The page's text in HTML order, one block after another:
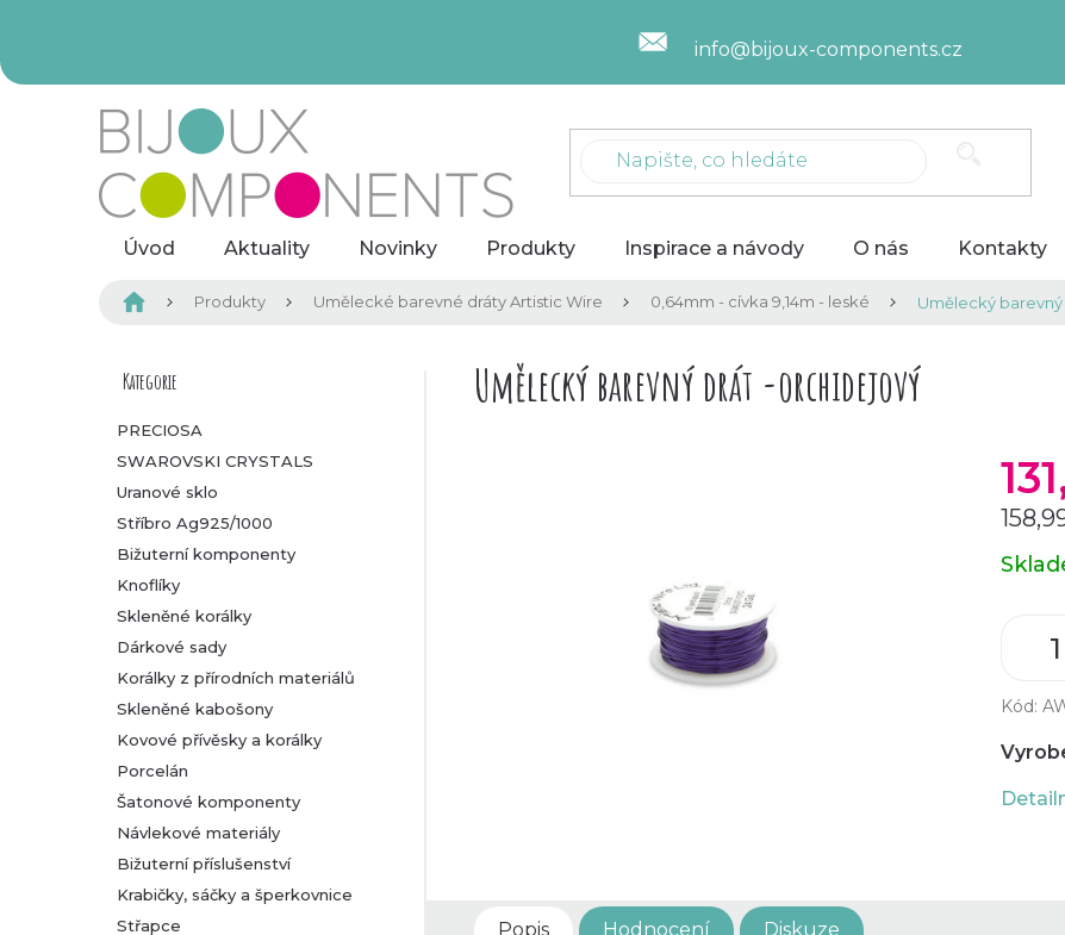
info@bijoux-components.cz
Úvod Aktuality Novinky Produkty Inspirace a návody O nás Kontakty
Domů Produkty Umělecké barevné dráty Artistic Wire 0,64mm - cívka 9,14m - leské Umělecký
P
o
s
t
r
a
n
n
í
p
a
Přeskočit
Kategorie
PRECIOSA
SWAROVSKI CRYSTALS
Uranové sklo
Stříbro Ag925/1000
Bižuterní komponenty
Knoflíky
Skleněné korálky
Dárkové sady
Korálky z přírodních materiálů
Skleněné kabošony
Kovové přívěsky a korálky
Porcelán
Šatonové komponenty
Návlekové materiály
Bižuterní příslušenství
Krabičky, sáčky a šperkovnice
Střapce
Umělecký barevný drát -orchidejový
Měrná
cena:
Kód:
Popis Hodnocení Diskuze